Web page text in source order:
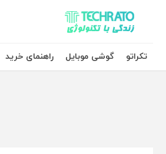
تکراتو – زندگی با تکنولوژی
تکراتو
گوشی موبایل راهنمای خرید